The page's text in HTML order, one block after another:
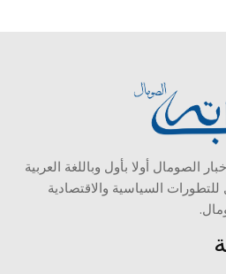
الصومال أولا بأول وباللغة العربية
للتطورات السياسية والاقتصادية